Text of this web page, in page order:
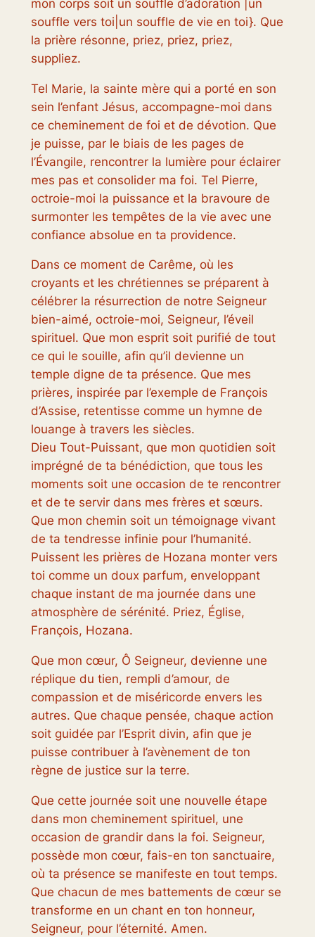
mon corps soit un souffle d’adoration |un
souffle vers toi|un souffle de vie en toi}. Que
la prière résonne, priez, priez, priez,
suppliez.
Tel Marie, la sainte mère qui a porté en son
sein l’enfant Jésus, accompagne-moi dans
ce cheminement de foi et de dévotion. Que
je puisse, par le biais de les pages de
l’Évangile, rencontrer la lumière pour éclairer
mes pas et consolider ma foi. Tel Pierre,
octroie-moi la puissance et la bravoure de
surmonter les tempêtes de la vie avec une
confiance absolue en ta providence.
Dans ce moment de Carême, où les
croyants et les chrétiennes se préparent à
célébrer la résurrection de notre Seigneur
bien-aimé, octroie-moi, Seigneur, l’éveil
spirituel. Que mon esprit soit purifié de tout
ce qui le souille, afin qu’il devienne un
temple digne de ta présence. Que mes
prières, inspirée par l’exemple de François
d’Assise, retentisse comme un hymne de
louange à travers les siècles.
Dieu Tout-Puissant, que mon quotidien soit
imprégné de ta bénédiction, que tous les
moments soit une occasion de te rencontrer
et de te servir dans mes frères et sœurs.
Que mon chemin soit un témoignage vivant
de ta tendresse infinie pour l’humanité.
Puissent les prières de Hozana monter vers
toi comme un doux parfum, enveloppant
chaque instant de ma journée dans une
atmosphère de sérénité. Priez, Église,
François, Hozana.
Que mon cœur, Ô Seigneur, devienne une
réplique du tien, rempli d’amour, de
compassion et de miséricorde envers les
autres. Que chaque pensée, chaque action
soit guidée par l’Esprit divin, afin que je
puisse contribuer à l’avènement de ton
règne de justice sur la terre.
Que cette journée soit une nouvelle étape
dans mon cheminement spirituel, une
occasion de grandir dans la foi. Seigneur,
possède mon cœur, fais-en ton sanctuaire,
où ta présence se manifeste en tout temps.
Que chacun de mes battements de cœur se
transforme en un chant en ton honneur,
Seigneur, pour l’éternité. Amen.